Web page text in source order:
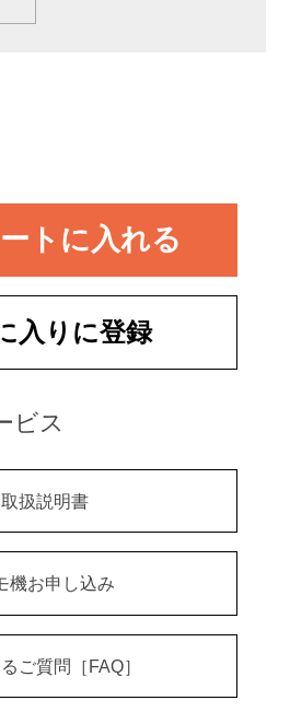
入りに登録
ビス
取扱説明書
機お申し込み
ご質問［FAQ］